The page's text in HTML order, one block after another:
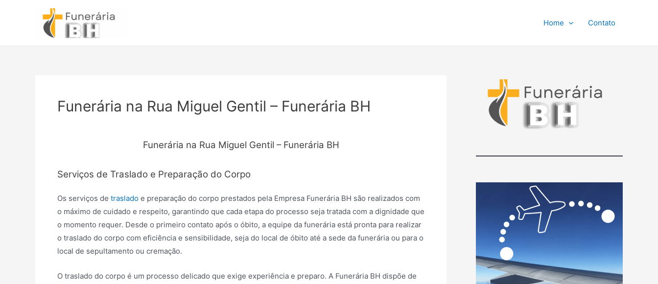
Home Contato
Funerária na Rua Miguel Gentil – Funerária BH
Funerária na Rua Miguel Gentil – Funerária BH
Serviços de Traslado e Preparação do Corpo
Os serviços de traslado e preparação do corpo prestados pela Empresa Funerária BH são realizados com
o máximo de cuidado e respeito, garantindo que cada etapa do processo seja tratada com a dignidade que
o momento requer. Desde o primeiro contato após o óbito, a equipe da funerária está pronta para realizar
o traslado do corpo com eficiência e sensibilidade, seja do local de óbito até a sede da funerária ou para o
local de sepultamento ou cremação.
O traslado do corpo é um processo delicado que exige experiência e preparo. A Funerária BH dispõe de